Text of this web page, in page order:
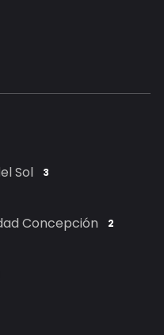
Sol 3
Concepción 2